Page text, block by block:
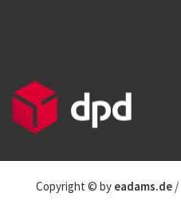
Copyright © by eadams.de/